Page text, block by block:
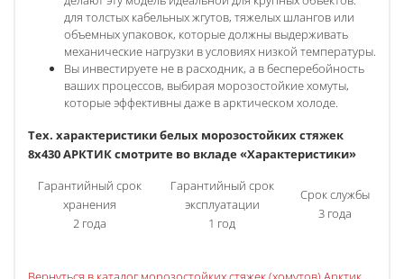
для толстых кабельных жгутов, тяжелых шлангов или
объемных упаковок, которые должны выдерживать
механические нагрузки в условиях низкой температуры.
Вы инвестируете не в расходник, а в бесперебойность
ваших процессов, выбирая морозостойкие хомуты,
которые эффективны даже в арктическом холоде.
Тех. характеристики белых морозостойких стяжек
8х430 АРКТИК смотрите во вкладе «Характеристики»
Гарантийный срок
хранения
2 года
Гарантийный срок
эксплуатации
1 год
Срок службы
3 года